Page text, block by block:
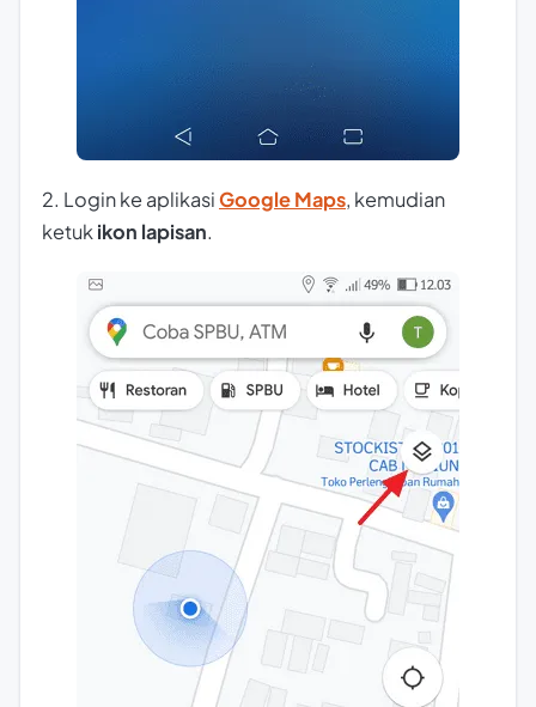
2. Login ke aplikasiGoogle Maps, kemudian
ketuk ikon lapisan.